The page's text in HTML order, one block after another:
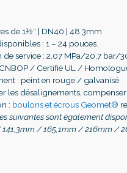
de 1½″ | DN40 | 48.3mm
: 1 – 24 pouces.
de service : 2,07 MPa/20,7 bar/
/ Certifié UL /
: peint en rouge / galvanisé.
les désalignements,
: boulons et écrous Geomet®
suivantes sont également
/ 165,1mm / 216mm /